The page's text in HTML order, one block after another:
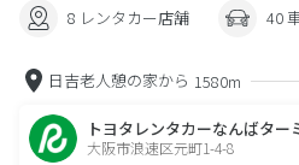
8 レンタカー店舗 40
日吉老人憩の家から 1580m
トヨタレンタカーなんばター
大阪市浪速区元町1-4-8